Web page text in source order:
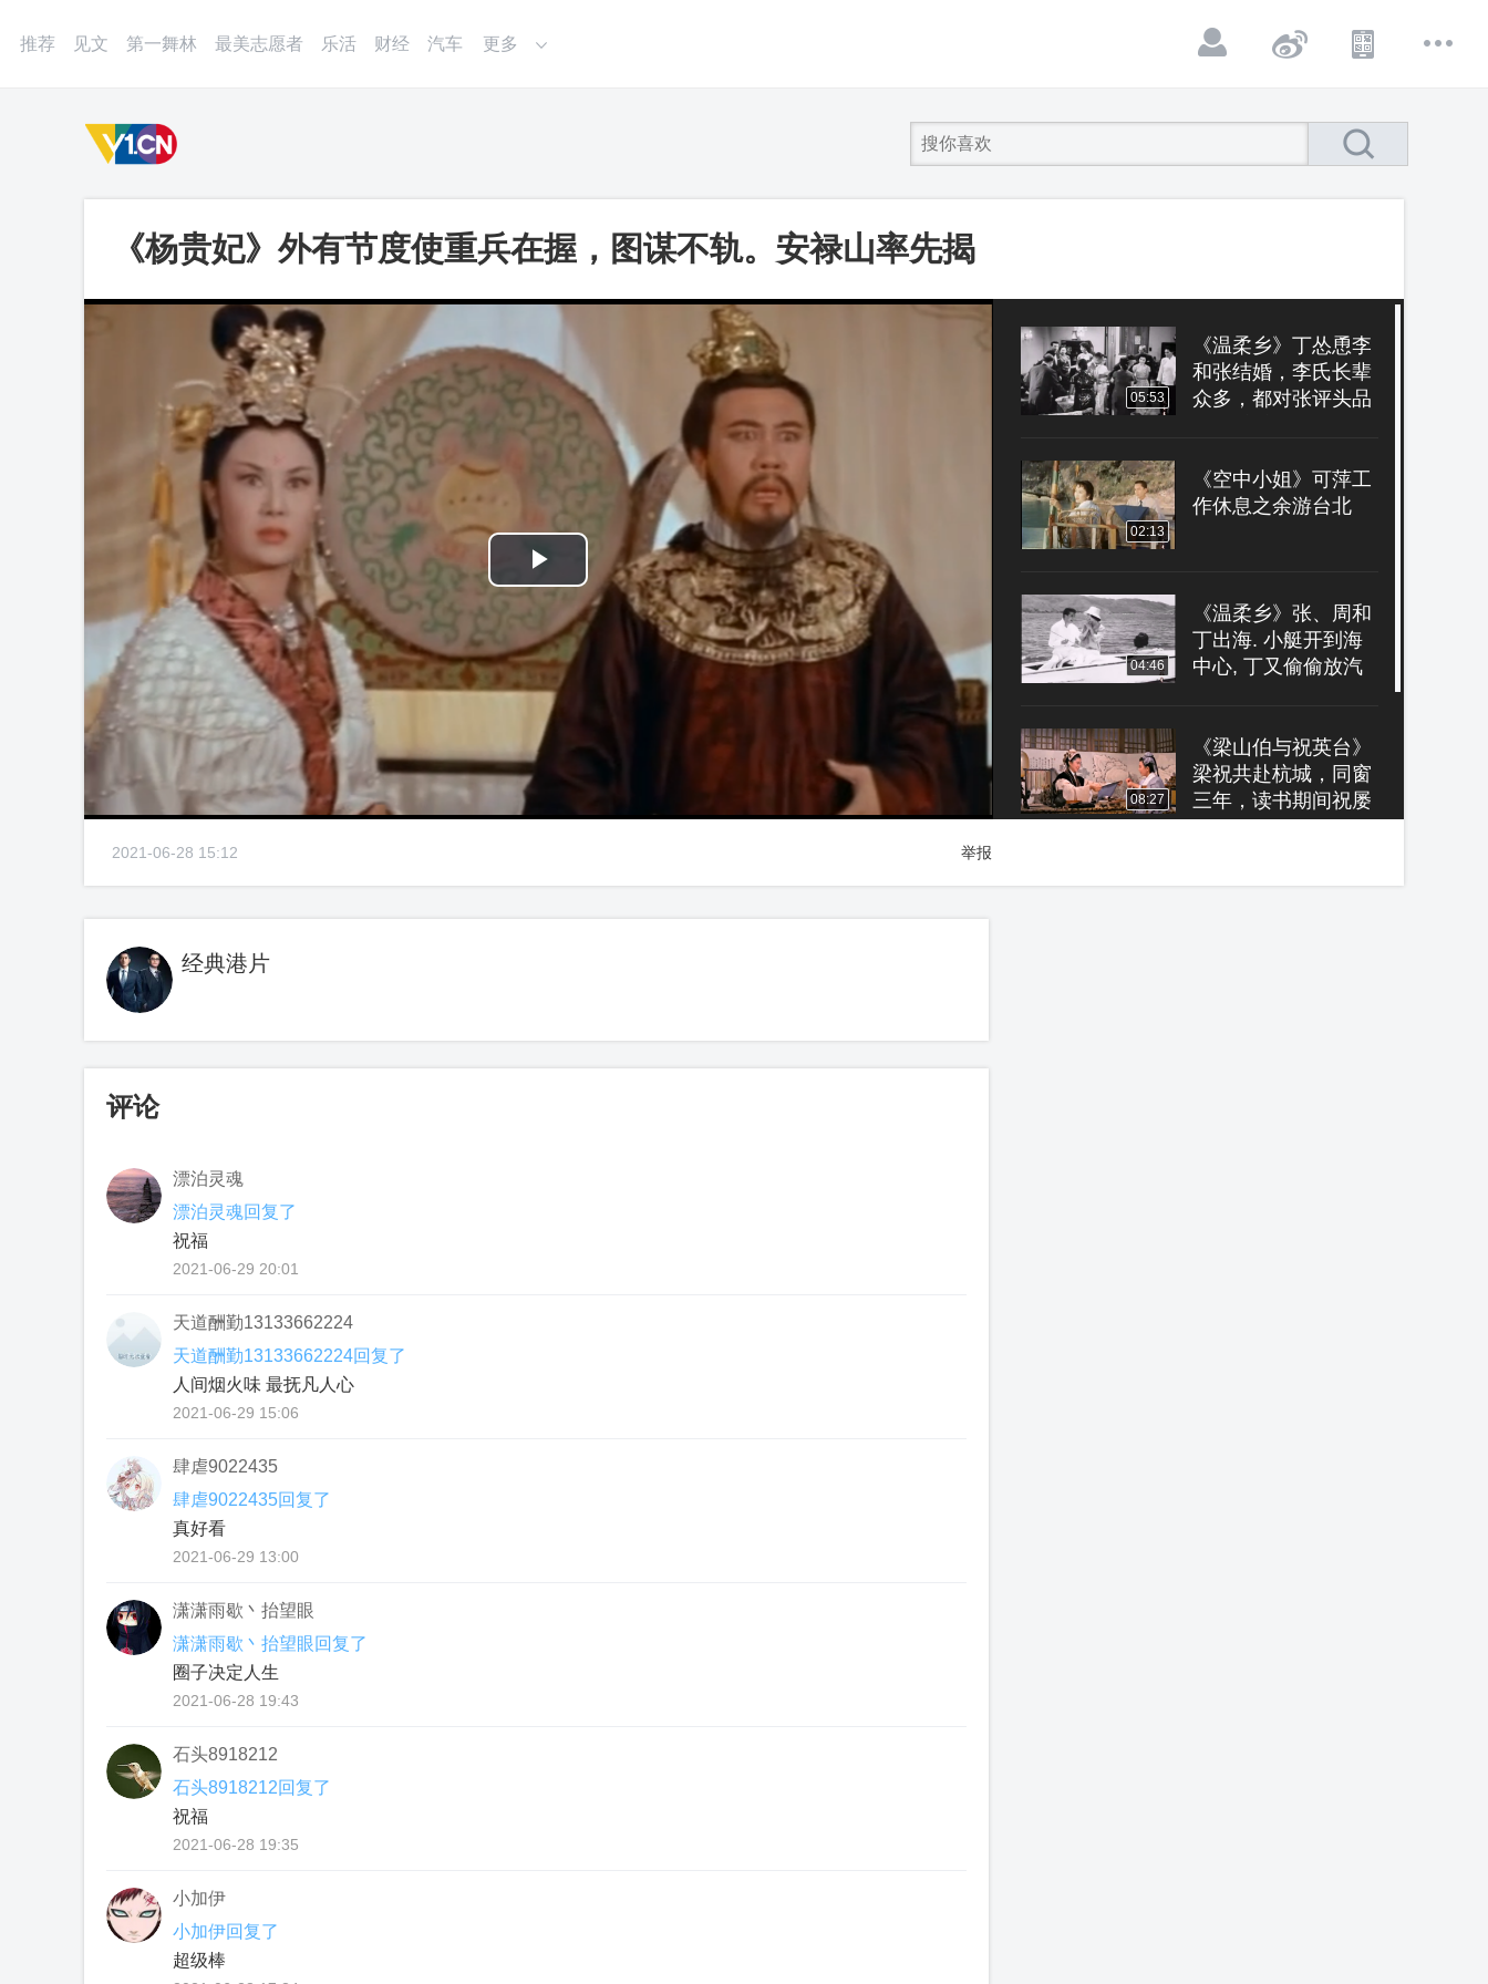
推荐 见文 第一舞林 最美志愿者 乐活 财经 汽车 更多
《杨贵妃》外有节度使重兵在握，图谋不轨。安禄山率先揭
竿而起，杨国忠一味推诿阻挠，眼看唐朝大厦将倾_第一视
Play
Video
05:53
《温柔乡》丁怂恿李
和张结婚，李氏长辈
众多，都对张评头品
02:13
《空中小姐》可萍工
作休息之余游台北
04:46
《温柔乡》张、周和
丁出海. 小艇开到海
中心, 丁又偷偷放汽
08:27
《梁山伯与祝英台》
梁祝共赴杭城，同窗
三年，读书期间祝屡
途弃学回家
《玉女私情》曾送英
2021-06-28 15:12 举报
经典港片
评论
漂泊灵魂
漂泊灵魂回复了
祝福
2021-06-29 20:01
天道酬勤13133662224
天道酬勤13133662224回复了
人间烟火味 最抚凡人心
2021-06-29 15:06
肆虐9022435
肆虐9022435回复了
真好看
2021-06-29 13:00
潇潇雨歇丶抬望眼
潇潇雨歇丶抬望眼回复了
圈子决定人生
2021-06-28 19:43
石头8918212
石头8918212回复了
祝福
2021-06-28 19:35
小加伊
小加伊回复了
超级棒